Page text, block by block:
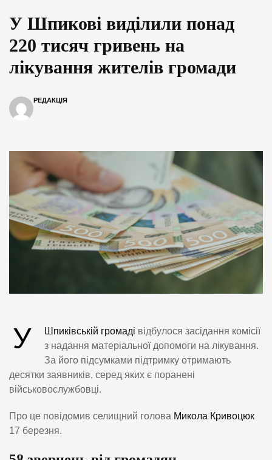
У Шпикові виділили понад
220 тисяч гривень на
лікування жителів громади
РЕДАКЦІЯ
У Шпиківській громаді відбулося засідання комісії
з надання матеріальної допомоги на лікування.
За його підсумками підтримку отримають
десятки заявників, серед яких є поранені
військовослужбовці.
Про це повідомив селищний голова Микола Кривоцюк
17 березня.